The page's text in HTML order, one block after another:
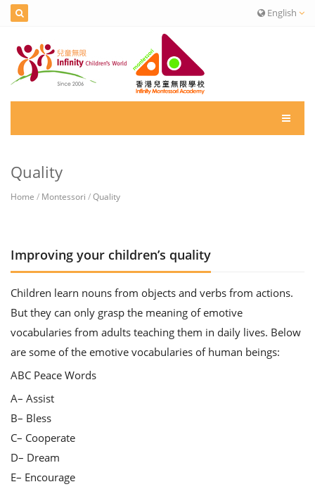
English
Quality
Home / Montessori /Quality
Improving your children’s quality
Children learn nouns from objects and verbs from actions.
But they can only grasp the meaning of emotive
vocabularies from adults teaching them in daily lives. Below
are some of the emotive vocabularies of human beings:
ABC Peace Words
A– Assist
B– Bless
C– Cooperate
D– Dream
E– Encourage